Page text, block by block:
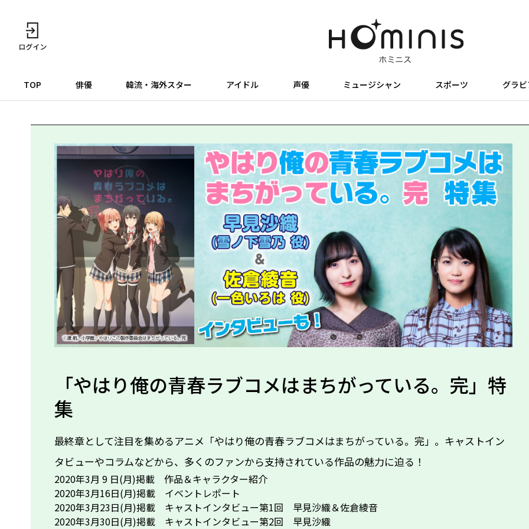
TOP 俳優 韓流・海外スター アイドル 声優 ミュージシャン スポーツ グラ
「やはり俺の青春ラブコメはまちがっている。完」特
集
最終章として注目を集めるアニメ「やはり俺の青春ラブコメはまちがっている。完」。キャストイン
タビューやコラムなどから、多くのファンから支持されている作品の魅力に迫る！
2020年3月 9 日(月)掲載 作品＆キャラクター紹介
2020年3月16日(月)掲載 イベントレポート
2020年3月23日(月)掲載 キャストインタビュー第1回 早見沙織＆佐倉綾音
2020年3月30日(月)掲載 キャストインタビュー第2回 早見沙織